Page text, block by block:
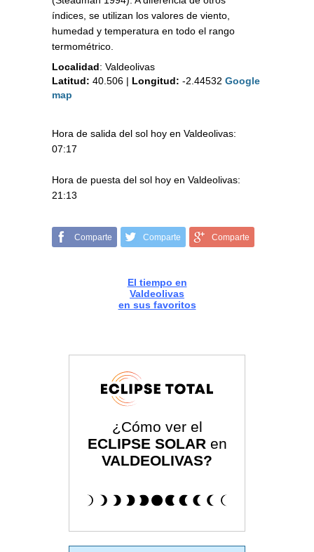
índices, se utilizan los valores de viento,
humedad y temperatura en todo el rango
termométrico.
Localidad: Valdeolivas
Latitud: 40.506 | Longitud: -2.44532 Google
map
Hora de salida del sol hoy en Valdeolivas:
07:17
Hora de puesta del sol hoy en Valdeolivas:
21:13
Comparte Comparte Comparte
El tiempo en
Valdeolivas
en sus favoritos
¿Cómo ver el
ECLIPSE SOLAR en
VALDEOLIVAS?